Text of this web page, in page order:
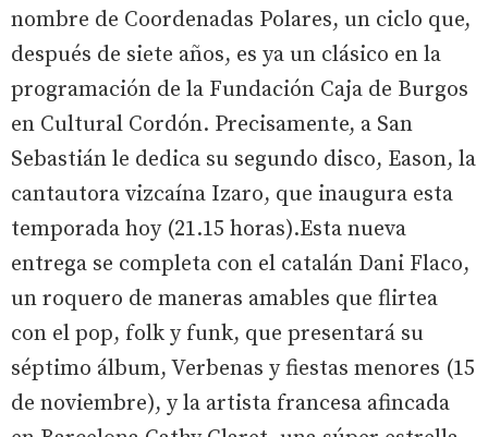
nombre de Coordenadas Polares, un ciclo que,
después de siete años, es ya un clásico en la
programación de la Fundación Caja de Burgos
en Cultural Cordón. Precisamente, a San
Sebastián le dedica su segundo disco, Eason, la
cantautora vizcaína Izaro, que inaugura esta
temporada hoy (21.15 horas).Esta nueva
entrega se completa con el catalán Dani Flaco,
un roquero de maneras amables que flirtea
con el pop, folk y funk, que presentará su
séptimo álbum, Verbenas y fiestas menores (15
de noviembre), y la artista francesa afincada